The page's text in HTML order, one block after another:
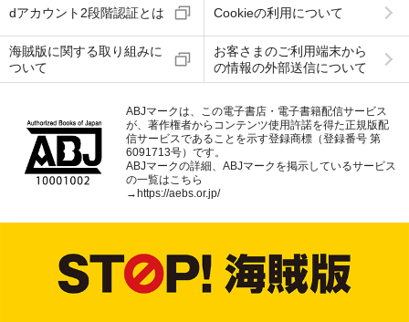
dアカウント2段階認証とは Cookieの利用について
海賊版に関する取り組みに
ついて
お客さまのご利用端末から
の情報の外部送信について
ABJマークは、この電子書店・電子書籍配信サービス
が、著作権者からコンテンツ使用許諾を得た正規版配
信サービスであることを示す登録商標（登録番号 第
6091713号）です。
ABJマークの詳細、ABJマークを掲示しているサービス
の一覧はこちら
→ https://aebs.or.jp/